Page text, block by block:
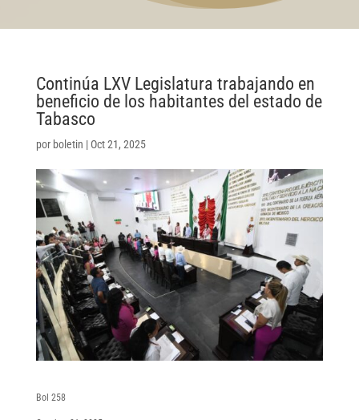
Continúa LXV Legislatura trabajando en
beneficio de los habitantes del estado de
Tabasco
por boletin | Oct 21, 2025
Bol 258